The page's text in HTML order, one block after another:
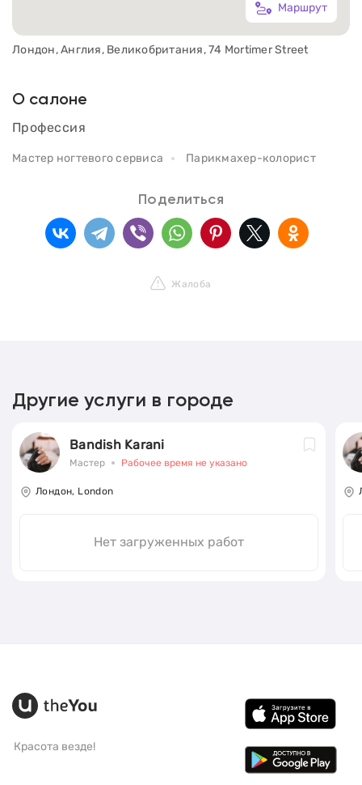
Маршрут
Лондон, Англия, Великобритания, 74 Mortimer Street
О салоне
Профессия
Мастер ногтевого сервиса Парикмахер-колорист
Поделиться
Жалоба
Другие услуги в городе
Bandish Karani
Мастер Рабочее время не указано
Лондон, London
Нет загруженных работ
Красота везде!